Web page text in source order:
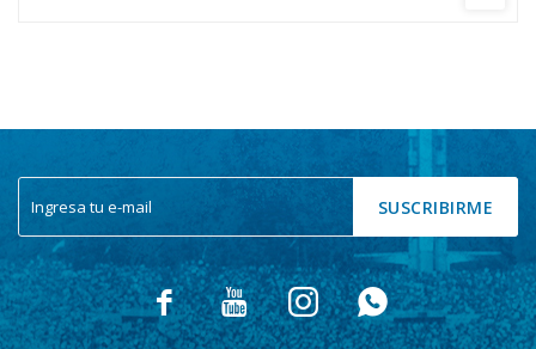
SUSCRIBIRME
   